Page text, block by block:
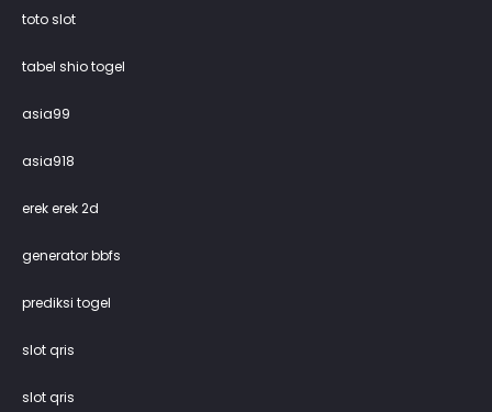
toto slot
tabel shio togel
asia99
asia918
erek erek 2d
generator bbfs
prediksi togel
slot qris
slot qris